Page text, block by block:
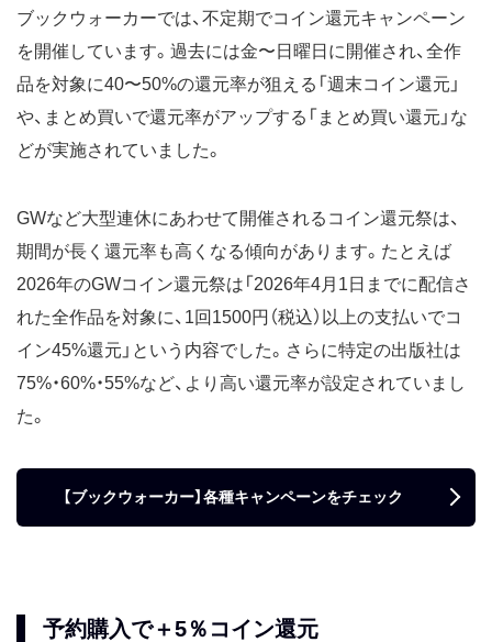
ブックウォーカーでは、不定期でコイン還元キャンペーン
を開催しています。過去には金〜日曜日に開催され、全作
品を対象に40〜50%の還元率が狙える「週末コイン還元」
や、まとめ買いで還元率がアップする「まとめ買い還元」な
どが実施されていました。
GWなど大型連休にあわせて開催されるコイン還元祭は、
期間が長く還元率も高くなる傾向があります。たとえば
2026年のGWコイン還元祭は「2026年4月1日までに配信さ
れた全作品を対象に、1回1500円（税込）以上の支払いでコ
イン45%還元」という内容でした。さらに特定の出版社は
75%・60%・55%など、より高い還元率が設定されていまし
た。
【ブックウォーカー】各種キャンペーンをチェック
予約購入で＋5％コイン還元